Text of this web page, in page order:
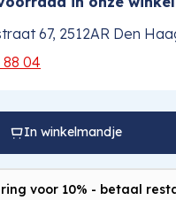
67, 2512AR Den
04
In winkelmandje
voor 10% - betaal